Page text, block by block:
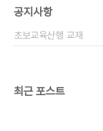
경기 가평, 강원 춘천 고대
면, 양평 서종면 ..
공지사항
초보교육산행 교재
최근 포스트